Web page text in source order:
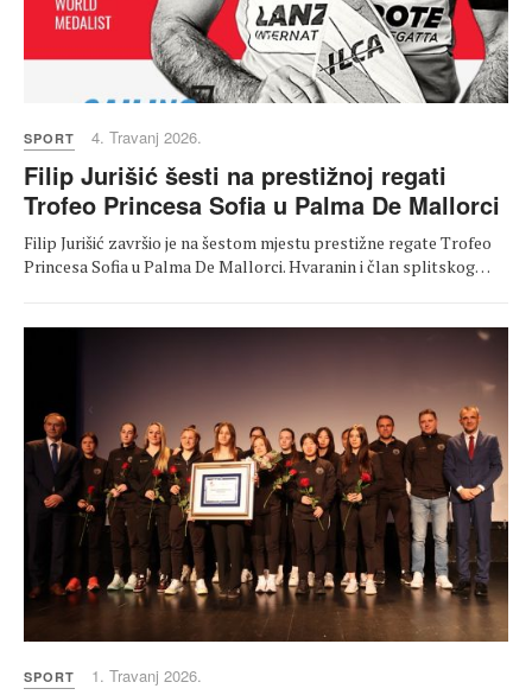
SPORT 4. Travanj 2026.
Filip Jurišić šesti na prestižnoj regati
Trofeo Princesa Sofia u Palma De Mallorci
Filip Jurišić završio je na šestom mjestu prestižne regate Trofeo
Princesa Sofia u Palma De Mallorci. Hvaranin i član splitskog…
SPORT 1. Travanj 2026.